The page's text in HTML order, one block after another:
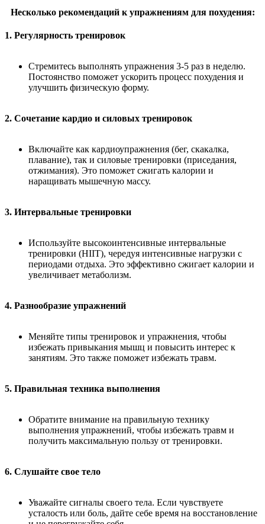
Несколько рекомендаций к упражнениям для похудения:
1. Регулярность тренировок
Стремитесь выполнять упражнения 3-5 раз в неделю.
Постоянство поможет ускорить процесс похудения и
улучшить физическую форму.
2. Сочетание кардио и силовых тренировок
Включайте как кардиоупражнения (бег, скакалка,
плавание), так и силовые тренировки (приседания,
отжимания). Это поможет сжигать калории и
наращивать мышечную массу.
3. Интервальные тренировки
Используйте высокоинтенсивные интервальные
тренировки (HIIT), чередуя интенсивные нагрузки с
периодами отдыха. Это эффективно сжигает калории и
увеличивает метаболизм.
4. Разнообразие упражнений
Меняйте типы тренировок и упражнения, чтобы
избежать привыкания мышц и повысить интерес к
занятиям. Это также поможет избежать травм.
5. Правильная техника выполнения
Обратите внимание на правильную технику
выполнения упражнений, чтобы избежать травм и
получить максимальную пользу от тренировки.
6. Слушайте свое тело
Уважайте сигналы своего тела. Если чувствуете
усталость или боль, дайте себе время на восстановление